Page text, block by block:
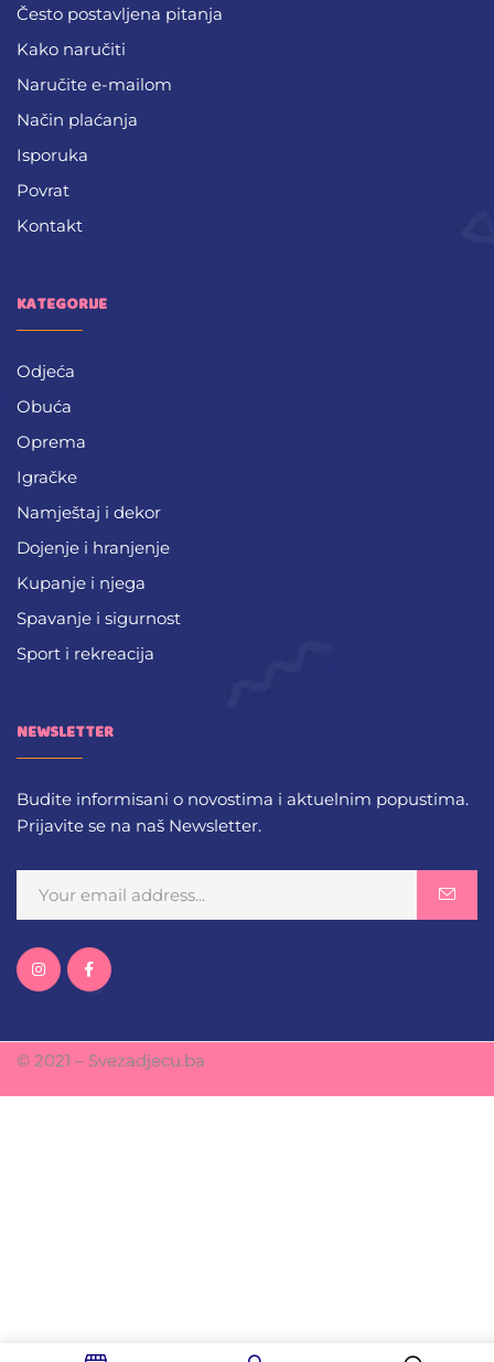
Često postavljena pitanja
Kako naručiti
Naručite e-mailom
Način plaćanja
Isporuka
Povrat
Kontakt
KATEGORIJE
Odjeća
Obuća
Oprema
Igračke
Namještaj i dekor
Dojenje i hranjenje
Kupanje i njega
Spavanje i sigurnost
Sport i rekreacija
NEWSLETTER
Budite informisani o novostima i aktuelnim popustima.
Prijavite se na naš Newsletter.
© 2021 – Svezadjecu.ba